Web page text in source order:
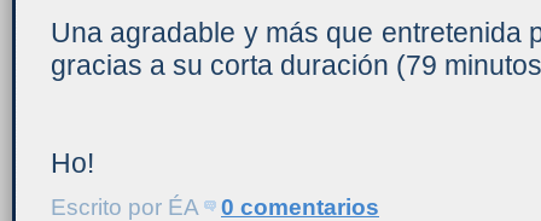
Una agradable y más que entretenida
gracias a su corta duración (79
Ho!
Escrito por ÉA
0 comentarios